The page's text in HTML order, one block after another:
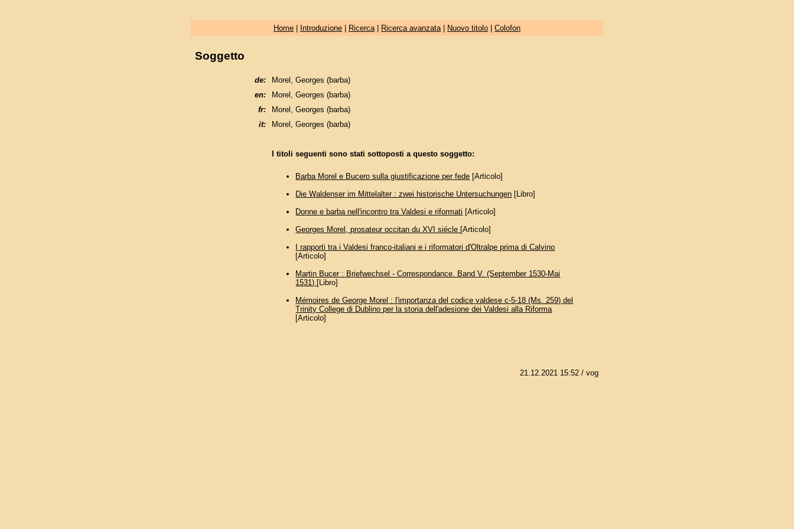
Home| Introduzione| Ricerca| Ricerca avanzata| Nuovo titolo| Colofon
Soggetto
de:
Morel, Georges (barba)
en:
Morel, Georges (barba)
fr:
Morel, Georges (barba)
it:
Morel, Georges (barba)
I titoli seguenti sono stati sottoposti a questo soggetto:
Barba Morel e Bucero sulla giustificazione per fede [Articolo]
Die Waldenser im Mittelalter : zwei historische Untersuchungen [Libro]
Donne e barba nell'incontro tra Valdesi e riformati [Articolo]
Georges Morel, prosateur occitan du XVI siécle [Articolo]
I rapporti tra i Valdesi franco-italiani e i riformatori d'Oltralpe prima di Calvino
[Articolo]
Martin Bucer : Briefwechsel - Correspondance. Band V. (September 1530-Mai
1531) [Libro]
Mémoires de George Morel : l'importanza del codice valdese c-5-18 (Ms. 259) del
Trinity College di Dublino per la storia dell'adesione dei Valdesi alla Riforma
[Articolo]
21.12.2021 15:52/ vog